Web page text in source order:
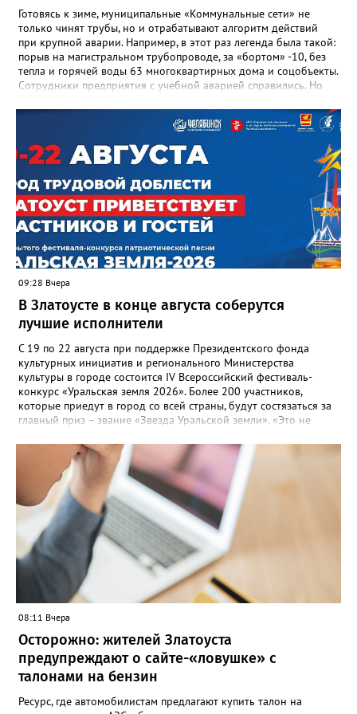
Готовясь к зиме, муниципальные «Коммунальные сети» не
только чинят трубы, но и отрабатывают алгоритм действий
при крупной аварии. Например, в этот раз легенда была такой:
порыв на магистральном трубопроводе, за «бортом» -10, без
тепла и горячей воды 63 многоквартирных дома и соцобъекты.
Сотрудники предприятия с учебной аварией справились. Но
отметили и недочёты. «Например, управляющие компании
несвоевременно приняли меры для предотвращения
“перемерзания” общей домовой тепловой сети
многоквартирного дома, отсутствовало взаимодействие с
ресурсоснабжающей организацией, ЕДДС и иными службами»,
— сообщила начальник Главного управления ГЖИ Ирина
Настенко. В следующий раз, рекомендовали в
Госжилинспекции, службы должны действовать слаженно. И
оперативно делиться информацией со всеми
заинтересованными – от поставщика тепла до конечных
потребителей.
09:28 Вчера
В Златоусте в конце августа соберутся
лучшие исполнители
С 19 по 22 августа при поддержке Президентского фонда
культурных инициатив и регионального Министерства
культуры в городе состоится IV Всероссийский фестиваль-
конкурс «Уральская земля 2026». Более 200 участников,
которые приедут в город со всей страны, будут состязаться за
главный приз – звание «Звезда Уральской земли». «Это не
прослушивания участников, мастер-классы от ведущих
наставников, выступления победителей прошлых лет и
приглашённых артистов», - сообщает оргкомитет. Вход на все
фестивальные мероприятия будет свободным. В 2025 году в
фестивале участвовали 26 финалистов из городов
Челябинской, Свердловской, Курганской, Оренбургской
областей, Ханты-Мансийского автономного округа и
Республики Башкортостан. Приглашённой звездой стал
идейный вдохновитель, организатор фестиваля, эстрадный
певец, победитель главного патриотического конкурса страны
«Солдатский конверт», лауреат премии в области культуры и
искусства «Золотая лира», участник телевизионных проектов
на Первом канале, обладатель звания «Голос страны» Алексей
Ковин.
08:11 Вчера
Осторожно: жителей Златоуста
предупреждают о сайте-«ловушке» с
талонами на бензин
Ресурс, где автомобилистам предлагают купить талон на